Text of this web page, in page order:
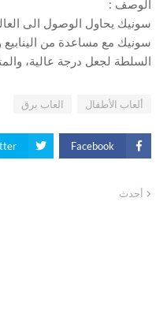
الوصف :
سونيك يحاول الوصول الى
سونيك مع مساعدة من
السلطة لجعل درجة عالية،
ألعاب الأطفال العاب برق
Facebook
أحدث